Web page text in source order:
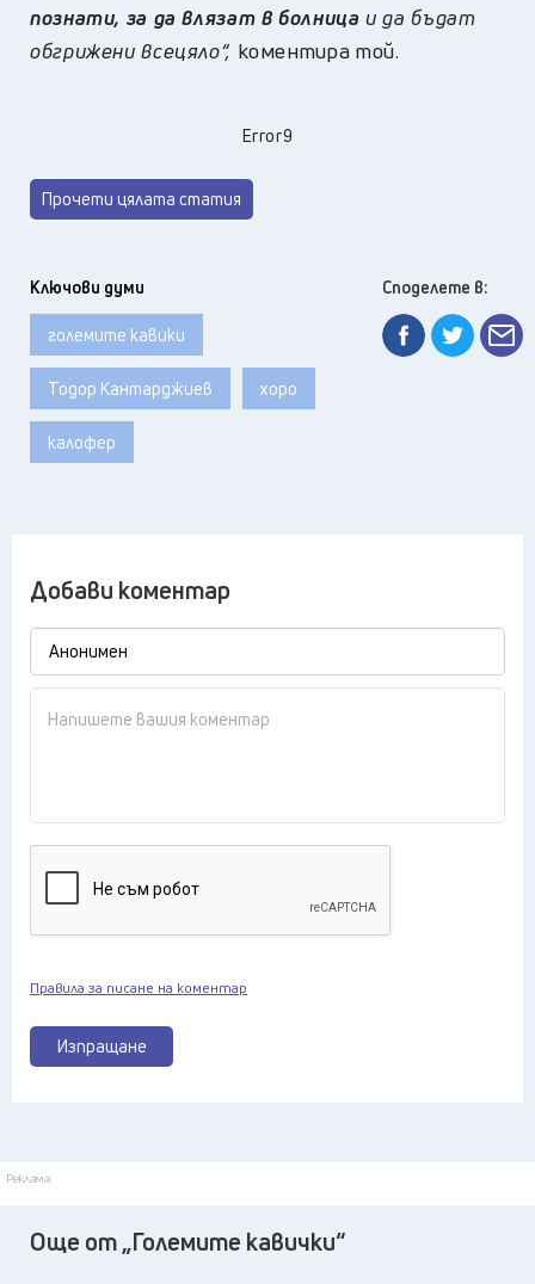
познати, за да влязат в болница и да бъдат
обгрижени всецяло“, коментира той.
Error9
Прочети цялата статия
Ключови думи
големите кавики
Тодор Кантарджиев хоро
калофер
Споделете в:
Добави коментар
Изпращане
Правила за писане на коментар
Реклама
Още от „Големите кавички“